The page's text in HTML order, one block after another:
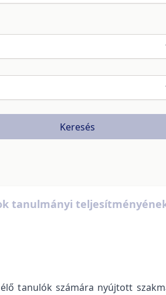
Keresés
tanulmányi
tanulók számára nyújtott